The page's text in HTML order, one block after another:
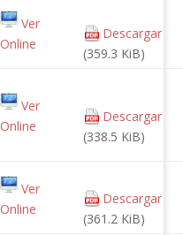
Ver
Online
Descargar
(359.3 KiB)
Ver
Online
Descargar
(338.5 KiB)
Ver
Online
Descargar
(361.2 KiB)